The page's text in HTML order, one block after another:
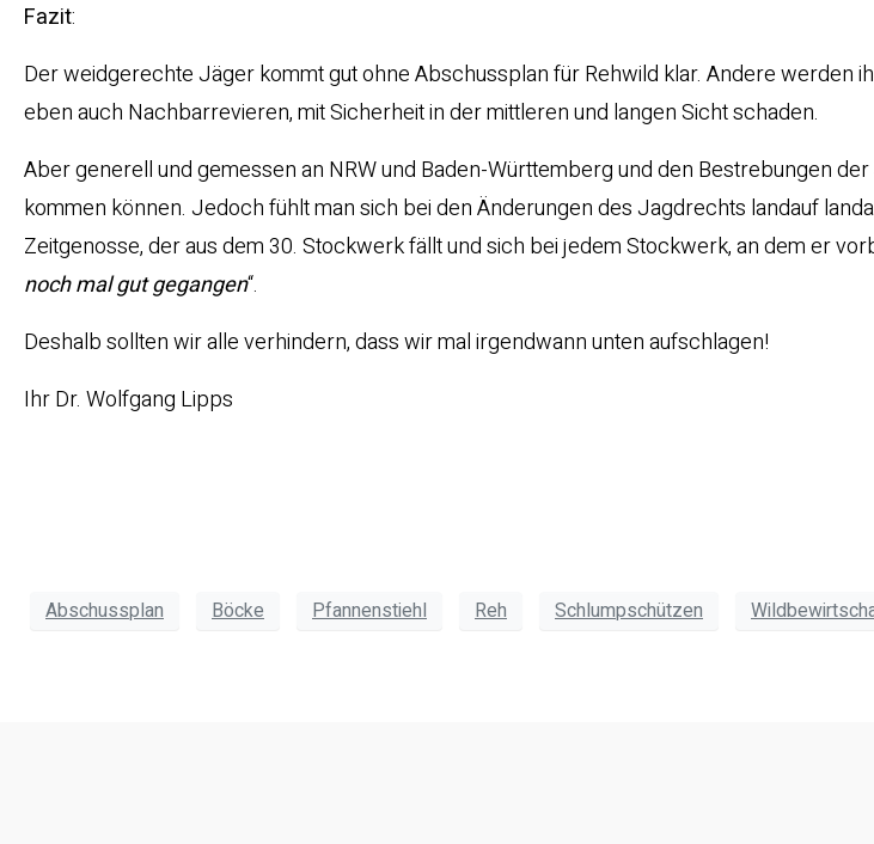
Fazit:
Der weidgerechte Jäger kommt gut ohne Abschussplan für Rehwild klar. Andere werden
eben auch Nachbarrevieren, mit Sicherheit in der mittleren und langen Sicht schaden.
Aber generell und gemessen an NRW und Baden-Württemberg und den Bestrebungen
kommen können. Jedoch fühlt man sich bei den Änderungen des Jagdrechts landauf
Zeitgenosse, der aus dem 30. Stockwerk fällt und sich bei jedem Stockwerk, an dem er
noch mal gut gegangen“.
Deshalb sollten wir alle verhindern, dass wir mal irgendwann unten aufschlagen!
Ihr Dr. Wolfgang Lipps
Abschussplan Böcke Pfannenstiehl Reh Schlumpschützen